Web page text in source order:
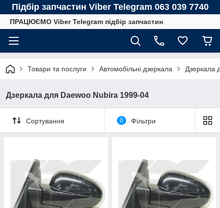
Підбір запчастин Viber Telegram 063 039 7740
ПРАЦЮЄМО Viber Telegram підбір запчастин
Товари та послуги Автомобільні дзеркала Дзеркала
Дзеркала для Daewoo Nubira 1999-04
Сортування 0 Фільтри